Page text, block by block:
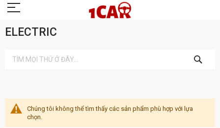
ELECTRIC
KIẾM
Chúng tôi không thể tìm thấy các sản phẩm phù hợp với lựa
chọn.